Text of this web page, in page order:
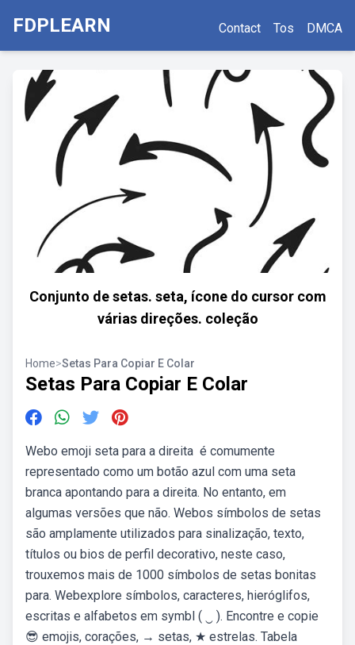
FDPLEARN Contact Tos DMCA
Conjunto de setas. seta, ícone do cursor com
várias direções. coleção
Home>Setas Para Copiar E Colar
Setas Para Copiar E Colar
Webo emoji seta para a direita ️ é comumente
representado como um botão azul com uma seta
branca apontando para a direita. No entanto, em
algumas versões que não. Webos símbolos de setas
são amplamente utilizados para sinalização, texto,
títulos ou bios de perfil decorativo, neste caso,
trouxemos mais de 1000 símbolos de setas bonitas
para. Webexplore símbolos, caracteres, hieróglifos,
escritas e alfabetos em symbl ( ‿ ). Encontre e copie
😎 emojis, corações, → setas, ★ estrelas. Tabela